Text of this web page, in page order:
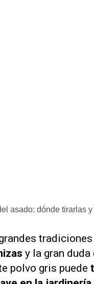
asado: dónde tirarlas
y la gran
polvo gris puede